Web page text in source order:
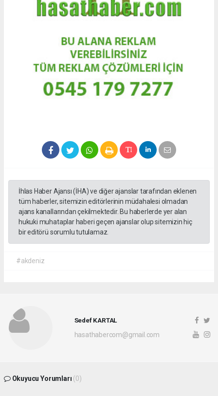
İhlas Haber Ajansı (İHA) ve diğer ajanslar tarafından eklenen
tüm haberler, sitemizin editörlerinin müdahalesi olmadan
ajans kanallarından çekilmektedir. Bu haberlerde yer alan
hukuki muhataplar haberi geçen ajanslar olup sitemizin hiç
bir editörü sorumlu tutulamaz.
#akdeniz
Sedef KARTAL
hasathabercom@gmail.com
Okuyucu Yorumları (0)